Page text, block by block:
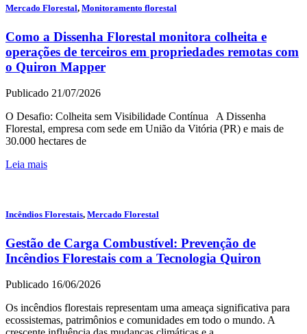
Mercado Florestal, Monitoramento florestal
Como a Dissenha Florestal monitora colheita e
operações de terceiros em propriedades remotas com
o Quiron Mapper
Publicado 21/07/2026
O Desafio: Colheita sem Visibilidade Contínua A Dissenha
Florestal, empresa com sede em União da Vitória (PR) e mais de
30.000 hectares de
Leia mais
Incêndios Florestais, Mercado Florestal
Gestão de Carga Combustível: Prevenção de
Incêndios Florestais com a Tecnologia Quiron
Publicado 16/06/2026
Os incêndios florestais representam uma ameaça significativa para
ecossistemas, patrimônios e comunidades em todo o mundo. A